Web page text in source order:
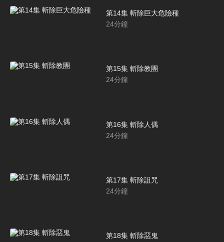
第14集 斬除巨大危險種
24分鐘
第15集 斬除教團
24分鐘
第16集 斬除人偶
24分鐘
第17集 斬除詛咒
24分鐘
第18集 斬除惡鬼